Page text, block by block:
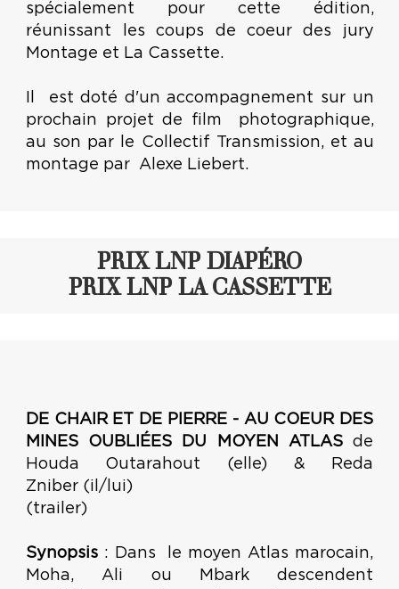
spécialement pour cette édition,
réunissant les coups de coeur des jury
Montage et La Cassette.
Il est doté d'un accompagnement sur un
prochain projet de film photographique,
au son par le Collectif Transmission, et au
montage par Alexe Liebert.
PRIX LNP DIAPÉRO
PRIX LNP LA CASSETTE
DE CHAIR ET DE PIERRE - AU COEUR DES
MINES OUBLIÉES DU MOYEN ATLASde
Houda Outarahout (elle) & Reda
Zniber (il/lui)
(trailer)
Synopsis: Dans le moyen Atlas marocain,
Moha, Ali ou Mbark descendent